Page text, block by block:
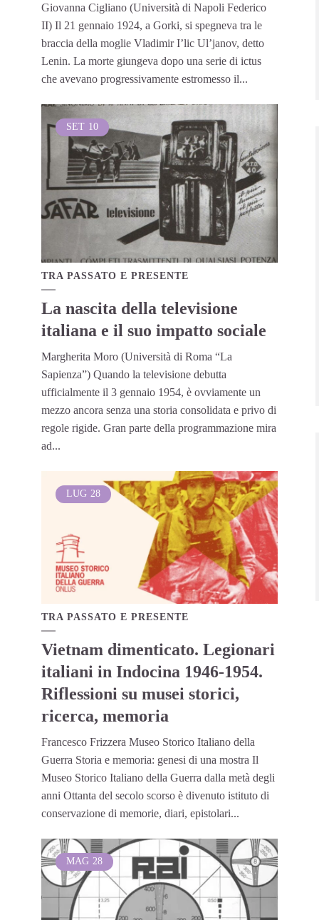
Giovanna Cigliano (Università di Napoli Federico
II) Il 21 gennaio 1924, a Gorki, si spegneva tra le
braccia della moglie Vladimir I’lic Ul’janov, detto
Lenin. La morte giungeva dopo una serie di ictus
che avevano progressivamente estromesso il...
SET 10
TRA PASSATO E PRESENTE
La nascita della televisione
italiana e il suo impatto sociale
Margherita Moro (Università di Roma “La
Sapienza”) Quando la televisione debutta
ufficialmente il 3 gennaio 1954, è ovviamente un
mezzo ancora senza una storia consolidata e privo di
regole rigide. Gran parte della programmazione mira
ad...
LUG 28
TRA PASSATO E PRESENTE
Vietnam dimenticato. Legionari
italiani in Indocina 1946-1954.
Riflessioni su musei storici,
ricerca, memoria
Francesco Frizzera Museo Storico Italiano della
Guerra Storia e memoria: genesi di una mostra Il
Museo Storico Italiano della Guerra dalla metà degli
anni Ottanta del secolo scorso è divenuto istituto di
conservazione di memorie, diari, epistolari...
MAG 28